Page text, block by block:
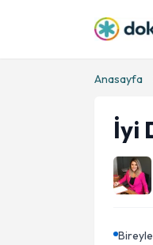
Anasayfa
İyi